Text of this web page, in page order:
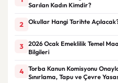
Sarılan Kadın Kimdir?
2 Okullar Hangi Tarihte
3
2026 Ocak Emeklilik Temel
Bilgileri
4
Torba Kanun Komisyonu
Sınırlama, Tapu ve Çevre